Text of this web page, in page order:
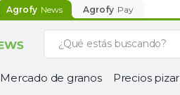
Agrofy News Agrofy Pay
Mercado de granos Precios